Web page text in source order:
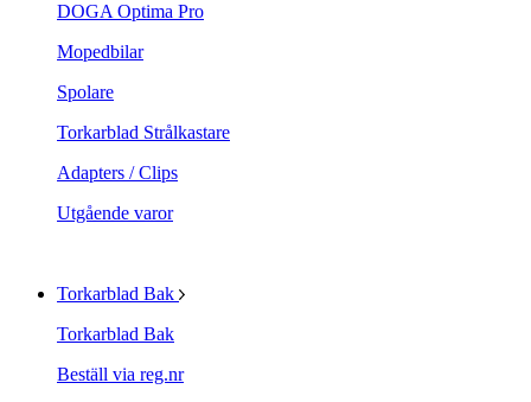
DOGA Optima Pro
Mopedbilar
Spolare
Torkarblad Strålkastare
Adapters / Clips
Utgående varor
Torkarblad Bak
Torkarblad Bak
Beställ via reg.nr